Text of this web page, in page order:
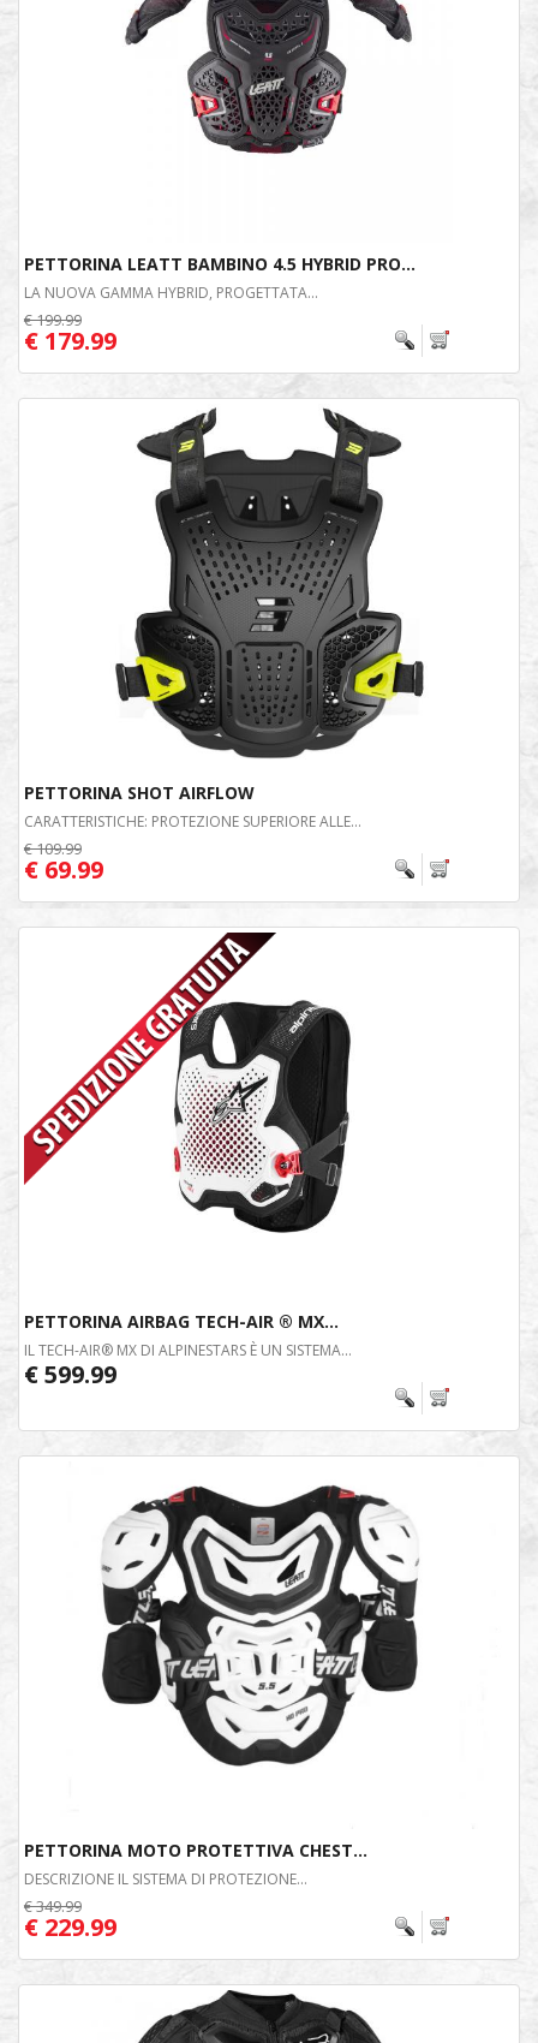
PETTORINA LEATT BAMBINO 4.5 HYBRID PRO...
LA NUOVA GAMMA HYBRID, PROGETTATA...
€ 199.99
€ 179.99
PETTORINA SHOT AIRFLOW
CARATTERISTICHE: PROTEZIONE SUPERIORE ALLE...
€ 109.99
€ 69.99
PETTORINA AIRBAG TECH-AIR ® MX...
IL TECH-AIR® MX DI ALPINESTARS È UN SISTEMA...
€ 599.99
PETTORINA MOTO PROTETTIVA CHEST...
DESCRIZIONE IL SISTEMA DI PROTEZIONE...
€ 349.99
€ 229.99